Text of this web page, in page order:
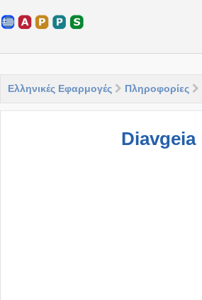
Ελληνικές Εφαρμογές Πληροφορίες
Diavgeia